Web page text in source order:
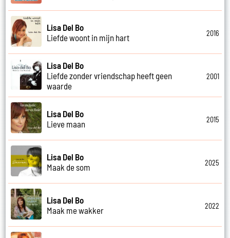
Lisa Del Bo
Liefde woont in mijn hart
2016
Lisa Del Bo
Liefde zonder vriendschap heeft geen
waarde
2001
Lisa Del Bo
Lieve maan
2015
Lisa Del Bo
Maak de som
2025
Lisa Del Bo
Maak me wakker
2022